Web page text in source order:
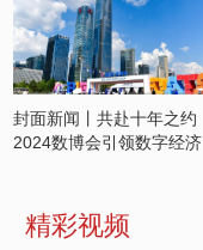
封面新闻丨共赴十年之约
2024数博会引领数字经济
精彩视频